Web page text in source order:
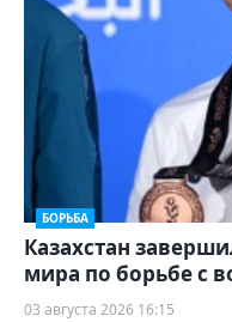
БОРЬБА
Казахстан
мира по борьбе с
03 августа 2026 16:15